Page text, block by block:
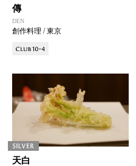
傳
DEN
創作料理 / 東京
天白